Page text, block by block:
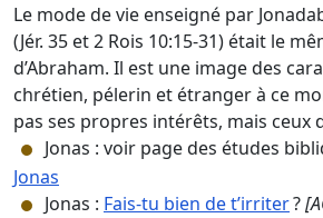
Le mode de vie enseigné par
(Jér. 35 et 2 Rois 10:15-31) était le
d’Abraham. Il est une image des
chrétien, pélerin et étranger à ce
pas ses propres intérêts, mais ceux
Jonas : voir page des études
Jonas
Jonas : Fais-tu bien de t’irriter?